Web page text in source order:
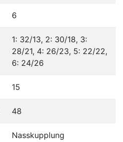
6
1: 32/13, 2: 30/18, 3:
28/21, 4: 26/23, 5: 22/22,
6: 24/26
15
48
Nasskupplung